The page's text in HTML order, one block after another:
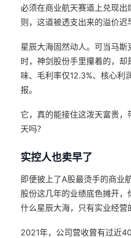
必须在商业航天赛道上兑现出
则，这道被透支出来的溢价迟
星辰大海固然动人。可当马
时，神剑股份手里攥着的，却
味、毛利率仅12.3%、核心利
报。
它，真的能接住这泼天富贵，
天吗？
实控人也卖早了
即便披上了A股最烫手的商业
股份这几年的业绩底色摊开，
什么星辰大海，只有实业经营
2021年，公司营收曾有过近